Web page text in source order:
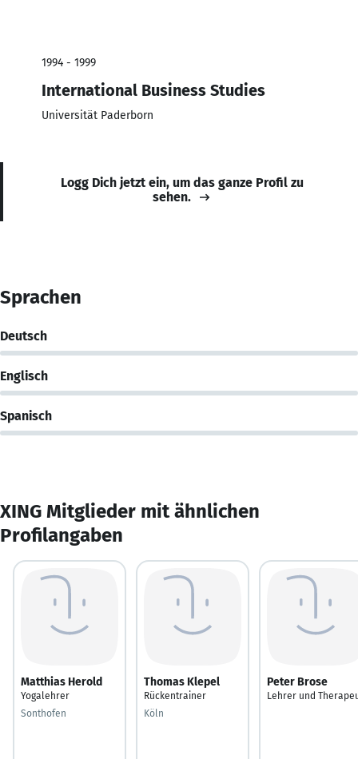
1994 - 1999
International Business Studies
Universität Paderborn
Logg Dich jetzt ein, um das ganze Profil zu
sehen.
Sprachen
Deutsch
Englisch
Spanisch
XING Mitglieder mit ähnlichen
Profilangaben
Matthias Herold
Yogalehrer
Sonthofen
Thomas Klepel
Rückentrainer
Köln
Peter Brose
Lehrer und